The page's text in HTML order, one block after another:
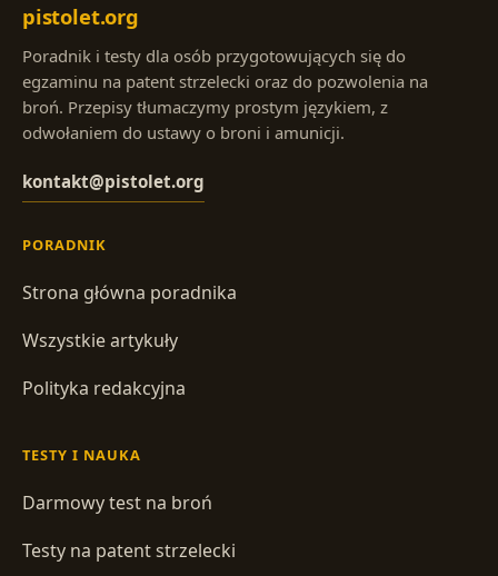
pistolet.org
Poradnik i testy dla osób przygotowujących się do
egzaminu na patent strzelecki oraz do pozwolenia na
broń. Przepisy tłumaczymy prostym językiem, z
odwołaniem do ustawy o broni i amunicji.
kontakt@pistolet.org
PORADNIK
Strona główna poradnika
Wszystkie artykuły
Polityka redakcyjna
TESTY I NAUKA
Darmowy test na broń
Testy na patent strzelecki